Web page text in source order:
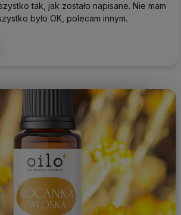
tak, jak zostało napisane. Nie mam
było OK, polecam innym.